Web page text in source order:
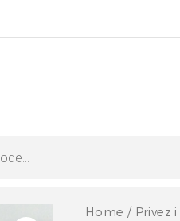
Home / Privez